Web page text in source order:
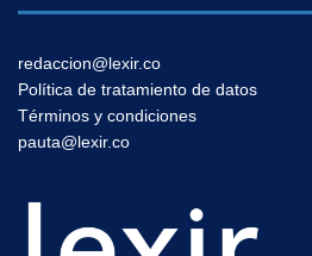
redaccion@lexir.co
Política de tratamiento de datos
Términos y condiciones
pauta@lexir.co